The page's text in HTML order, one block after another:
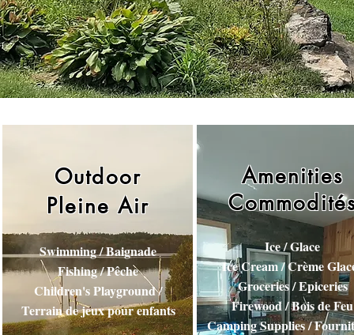
Outdoor
Pleine Air
Swimming / Baignade
Fishing / Pêche
Children's Playground /
Terrain de jeux pour enfants
Amenities
Ice / Glace
Ice Cream / Crème
Groceries / Epiceries
Firewood / Bois de Feu
Camping Supplies /